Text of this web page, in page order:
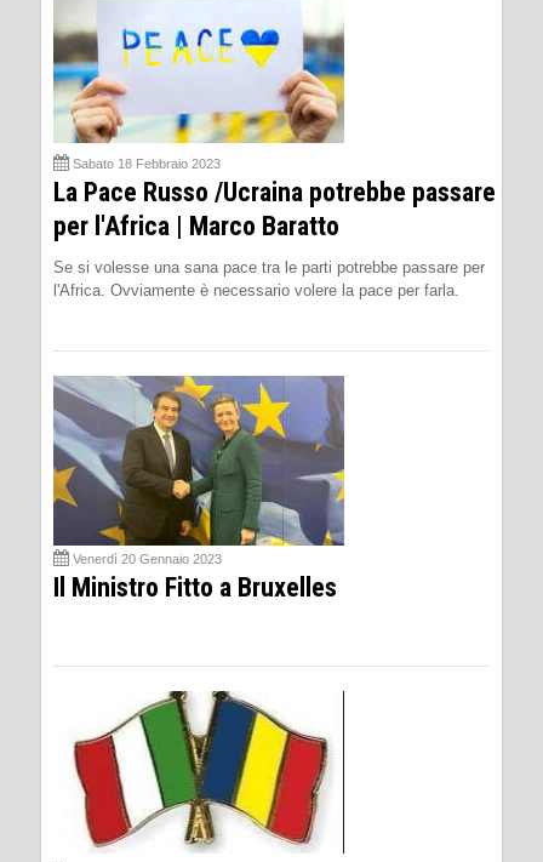
Sabato 18 Febbraio 2023
La Pace Russo /Ucraina potrebbe passare
per l'Africa | Marco Baratto
Se si volesse una sana pace tra le parti potrebbe passare per
l'Africa. Ovviamente è necessario volere la pace per farla.
Venerdì 20 Gennaio 2023
Il Ministro Fitto a Bruxelles